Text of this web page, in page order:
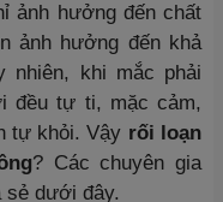
ảnh hưởng đến chất
ảnh hưởng đến khả
nhiên, khi mắc phải
đều tự ti, mặc cảm,
tự khỏi. Vậy rối loạn
? Các chuyên gia
sẻ dưới đây.